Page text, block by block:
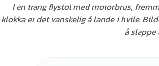
I en trang flystol med motorbrus,
klokka er det vanskelig å lande i hvile.
å slappe